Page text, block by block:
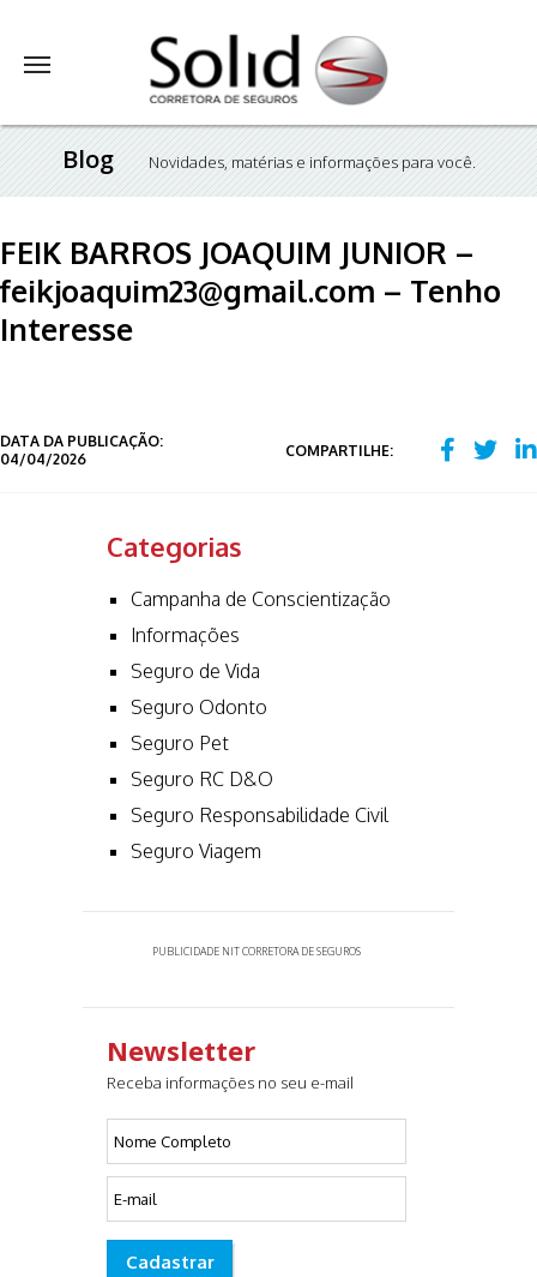
Blog Novidades, matérias e informações para você.
FEIK BARROS JOAQUIM JUNIOR –
feikjoaquim23@gmail.com – Tenho
Interesse
DATA DA PUBLICAÇÃO:
04/04/2026
COMPARTILHE:
Categorias
Campanha de Conscientização
Informações
Seguro de Vida
Seguro Odonto
Seguro Pet
Seguro RC D&O
Seguro Responsabilidade Civil
Seguro Viagem
PUBLICIDADE NIT CORRETORA DE SEGUROS
Newsletter
Receba informações no seu e-mail
Cadastrar